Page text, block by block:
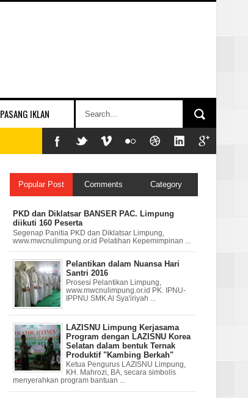
PASANG IKLAN
Popular Post Comments Category
PKD dan Diklatsar BANSER PAC. Limpung
diikuti 160 Peserta
Segenap Panitia PKD dan Diklatsar Limpung,
www.mwcnulimpung.or.id Pelatihan Kepemimpinan ...
Pelantikan dalam Nuansa Hari
Santri 2016
Prosesi Pelantikan Limpung,
www.mwcnulimpung.or.id PK. IPNU-
IPPNU SMK Al Sya'iriyah ...
LAZISNU Limpung Kerjasama
Program dengan LAZISNU Korea
Selatan dalam bentuk Ternak
Produktif "Kambing Berkah"
Ketua Pengurus LAZISNU Limpung,
KH. Mahrozi, BA, secara simbolis
menyerahkan program bantuan ...